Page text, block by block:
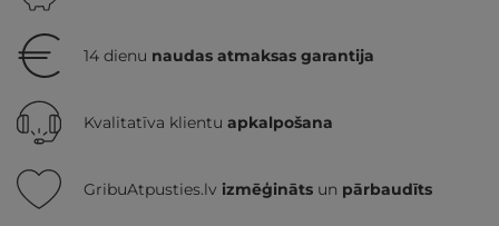
14 dienu naudas atmaksas garantija
Kvalitatīva klientu apkalpošana
GribuAtpusties.lv izmēģināts un pārbaudīts